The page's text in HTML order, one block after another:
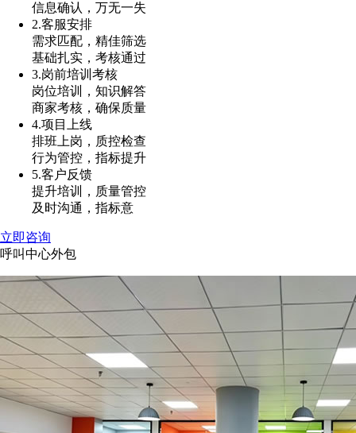
信息确认，万无一失
2.客服安排
需求匹配，精佳筛选
基础扎实，考核通过
3.岗前培训考核
岗位培训，知识解答
商家考核，确保质量
4.项目上线
排班上岗，质控检查
行为管控，指标提升
5.客户反馈
提升培训，质量管控
及时沟通，指标意
立即咨询
呼叫中心外包